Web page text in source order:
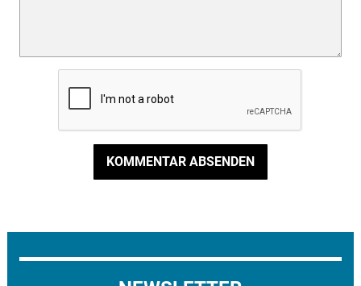
KOMMENTAR ABSENDEN